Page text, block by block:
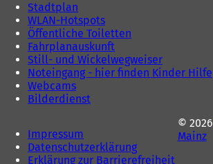
Stadtplan
WLAN-Hotspots
Öffentliche Toiletten
Fahrplanauskunft
Still- und Wickelwegweiser
Noteingang - hier finden Kinder Hilfe
Webcams
Bilderdienst
Impressum
Datenschutzerklärung
Erklärung zur Barrierefreiheit
© 2026
Mainz